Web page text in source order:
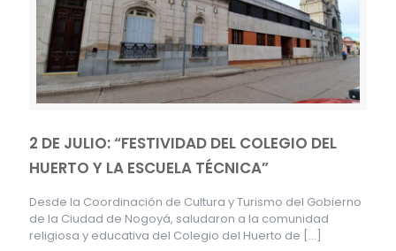
2 DE JULIO: “FESTIVIDAD DEL COLEGIO DEL
HUERTO Y LA ESCUELA TÉCNICA”
Desde la Coordinación de Cultura y Turismo del Gobierno
de la Ciudad de Nogoyá, saludaron a la comunidad
religiosa y educativa del Colegio del Huerto de […]